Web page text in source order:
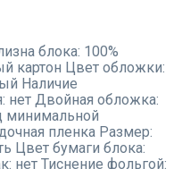
блока: 100%
картон Цвет обложки:
Наличие
нет Двойная обложка:
минимальной
пленка Размер:
Цвет бумаги блока:
нет Тиснение фольгой: